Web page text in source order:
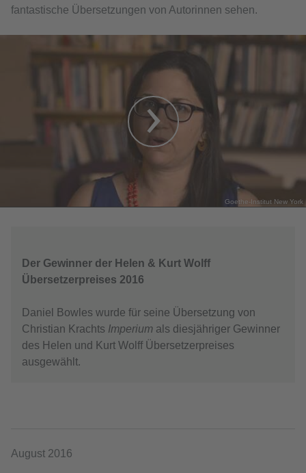
fantastische Übersetzungen von Autorinnen sehen.
Goethe-Institut New York
Der Gewinner der Helen & Kurt Wolff
Übersetzerpreises 2016
Daniel Bowles wurde für seine Übersetzung von
Christian Krachts Imperium als diesjähriger Gewinner
des Helen und Kurt Wolff Übersetzerpreises
ausgewählt.
August 2016